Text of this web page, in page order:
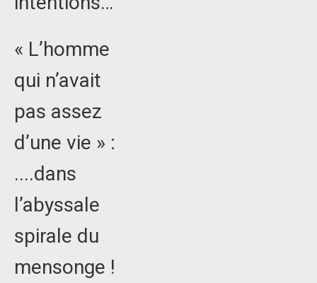
« L’homme
qui n’avait
pas assez
d’une vie » :
....dans
l’abyssale
spirale du
mensonge !